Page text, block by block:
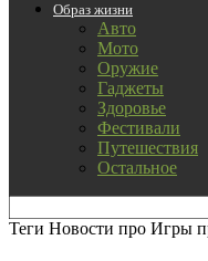
Образ жизни
Авто
Мото
Оружие
Гаджеты
Здоровье
Фестивали
Путешествия
Остальное
Теги Новости про Игры